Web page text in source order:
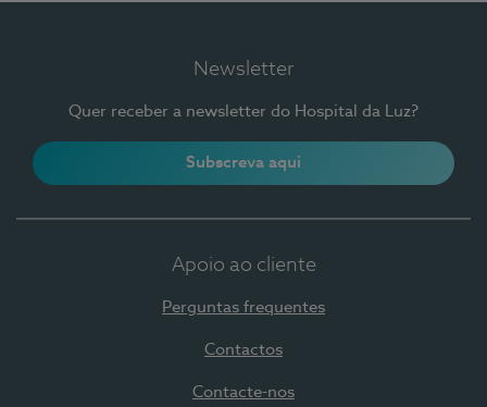
Newsletter
Quer receber a newsletter do Hospital da Luz?
Subscreva aqui
Apoio ao cliente
Perguntas frequentes
Contactos
Contacte-nos